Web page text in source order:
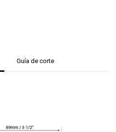
Guía de corte